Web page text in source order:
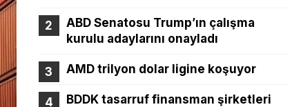
ABD Senatosu Trump’ın çalışma
kurulu adaylarını onayladı
AMD trilyon dolar ligine koşuyor
BDDK tasarruf finansman şirketleri